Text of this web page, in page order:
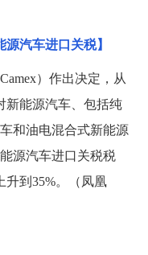
汽车进口关税】
Camex）作出决定，从
新能源汽车、包括纯
和油电混合式新能源
源汽车进口关税税
升到35%。（凤凰